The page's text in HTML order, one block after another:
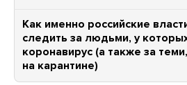
Как именно российские
следить за людьми, у
коронавирус (а также за
на карантине)